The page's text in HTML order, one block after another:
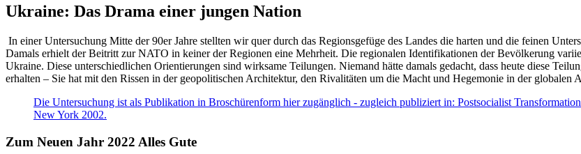
Ukraine: Das Drama einer jungen Nation
In einer Untersuchung Mitte der 90er Jahre stellten wir quer durch das Regionsgefüge des Landes die harten und die feinen
Damals erhielt der Beitritt zur NATO in keiner der Regionen eine Mehrheit. Die regionalen Identifikationen der Bevölkerung
Ukraine. Diese unterschiedlichen Orientierungen sind wirksame Teilungen. Niemand hätte damals gedacht, dass heute diese
erhalten – Sie hat mit den Rissen in der geopolitischen Architektur, den Rivalitäten um die Macht und Hegemonie in der globalen
Die Untersuchung ist als Publikation in Broschürenform hier zugänglich - zugleich publiziert in: Postsocialist
New York 2002.
Zum Neuen Jahr 2022 Alles Gute